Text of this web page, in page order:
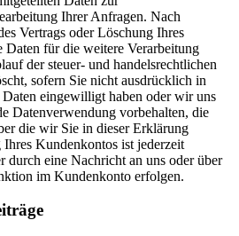
Ihrer Anfragen. Nach
Vertrags oder Löschung Ihres
für die weitere Verarbeitung
der steuer- und handelsrechtlichen
sofern Sie nicht ausdrücklich in
eingewilligt haben oder wir uns
Datenverwendung vorbehalten, die
die wir Sie in dieser Erklärung
Kundenkontos ist jederzeit
durch eine Nachricht an uns oder über
im Kundenkonto erfolgen.